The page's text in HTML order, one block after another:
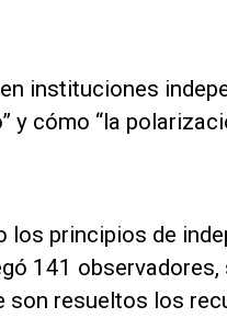
instituciones
y cómo “la
los principios de
141 observadores,
son resueltos los